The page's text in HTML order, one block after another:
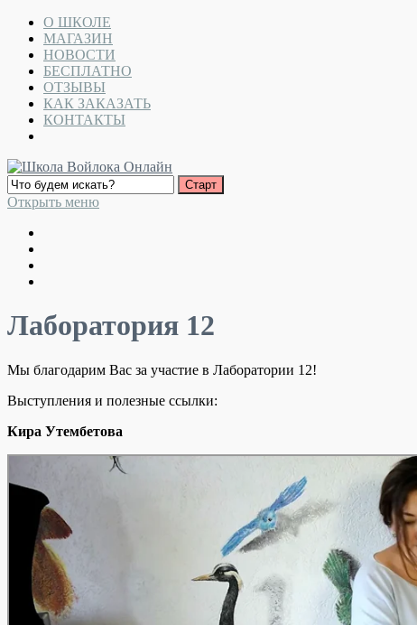
О ШКОЛЕ
МАГАЗИН
НОВОСТИ
БЕСПЛАТНО
ОТЗЫВЫ
КАК ЗАКАЗАТЬ
КОНТАКТЫ
Открыть меню
Лаборатория 12
Мы благодарим Вас за участие в Лаборатории 12!
Выступления и полезные ссылки:
Кира Утембетова